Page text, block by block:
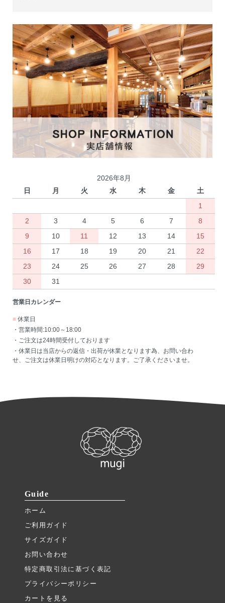
2026年8月
日
月 火 水 木 金
土
1
2
3 4 5 6 7
8
9
10 11 12 13 14
15
16
17 18 19 20 21
22
23
24 25 26 27 28
29
30
31
営業日カレンダー
■ 休業日
・営業時間:10:00～18:00
・ご注文は24時間受付しております
・休業日は当店からの返信・出荷が休業となります為、お問い合わ
せ、ご注文は休業日明けの対応となります。ご了承くださいませ。
Guide
ホーム
ご利用ガイド
サイズガイド
お問い合わせ
特定商取引法に基づく表記
プライバシーポリシー
カートを見る